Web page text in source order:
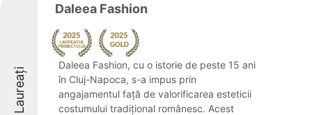
Laureați
Daleea Fashion
Daleea Fashion, cu o istorie de peste 15 ani
în Cluj-Napoca, s-a impus prin
angajamentul față de valorificarea esteticii
costumului tradițional românesc. Acest